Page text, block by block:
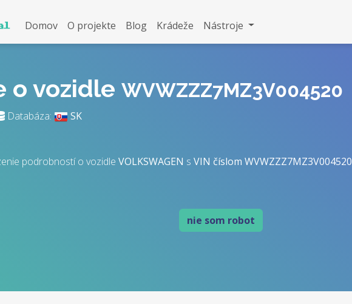
Domov O projekte Blog Krádeže Nástroje
o vozidle WVWZZZ7MZ3V004520
Databáza: SK
podrobností o vozidle VOLKSWAGEN s VIN číslom WVWZZZ7MZ3V004520
nie som robot